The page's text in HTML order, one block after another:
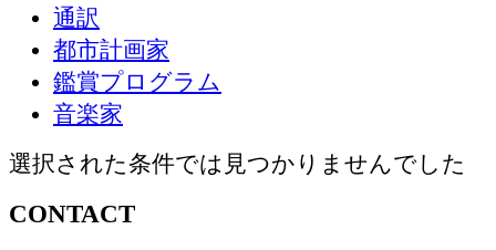
通訳
都市計画家
鑑賞プログラム
音楽家
選択された条件では見つかりませんでした
CONTACT